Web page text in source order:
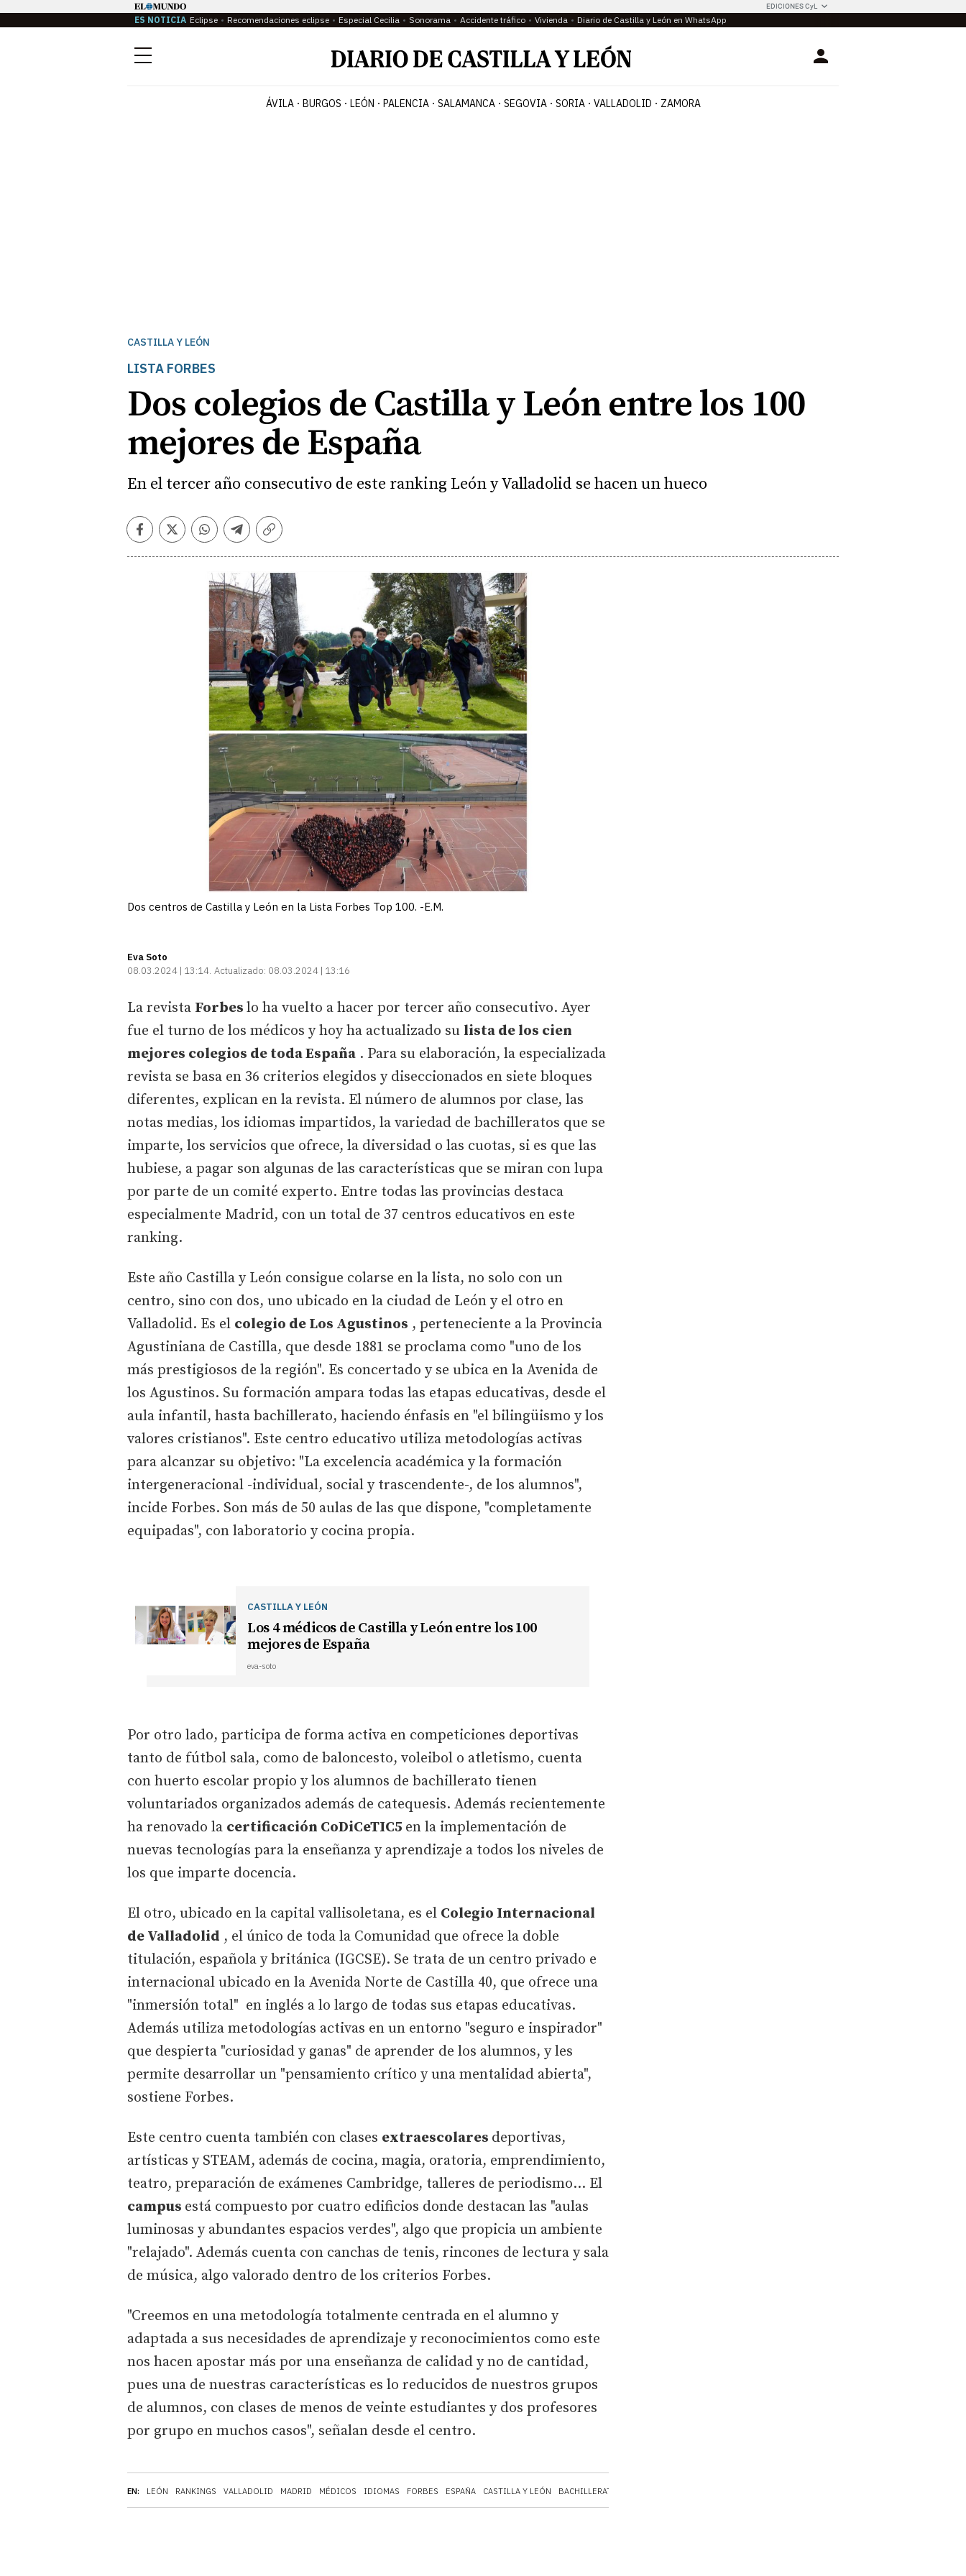
EDICIONES CyL
ES NOTICIA Eclipse Recomendaciones eclipse Especial Cecilia Sonorama Accidente tráfico Vivienda Diario de Castilla y León en WhatsApp
Menú Login
ÁVILA BURGOS LEÓN PALENCIA SALAMANCA SEGOVIA SORIA VALLADOLID ZAMORA
CASTILLA Y LEÓN
LISTA FORBES
Dos colegios de Castilla y León entre los 100
mejores de España
En el tercer año consecutivo de este ranking León y Valladolid se hacen un hueco
Facebook
TwitterWhatsapp
Telegram
Copiar
Dos centros de Castilla y León en la Lista Forbes Top 100. -E.M.
Eva Soto
08.03.2024 | 13:14 Actualizado: 08.03.2024 | 13:16
EN: LEÓN RANKINGS VALLADOLID MADRID MÉDICOS IDIOMAS FORBES ESPAÑA CASTILLA Y LEÓN BACHILLERATO
La revista Forbes lo ha vuelto a hacer por tercer año consecutivo. Ayer
fue el turno de los médicos y hoy ha actualizado su lista de los cien
mejores colegios de toda España . Para su elaboración, la especializada
revista se basa en 36 criterios elegidos y diseccionados en siete bloques
diferentes, explican en la revista. El número de alumnos por clase, las
notas medias, los idiomas impartidos, la variedad de bachilleratos que se
imparte, los servicios que ofrece, la diversidad o las cuotas, si es que las
hubiese, a pagar son algunas de las características que se miran con lupa
por parte de un comité experto. Entre todas las provincias destaca
especialmente Madrid, con un total de 37 centros educativos en este
ranking.
Este año Castilla y León consigue colarse en la lista, no solo con un
centro, sino con dos, uno ubicado en la ciudad de León y el otro en
Valladolid. Es el colegio de Los Agustinos , perteneciente a la Provincia
Agustiniana de Castilla, que desde 1881 se proclama como "uno de los
más prestigiosos de la región". Es concertado y se ubica en la Avenida de
los Agustinos. Su formación ampara todas las etapas educativas, desde el
aula infantil, hasta bachillerato, haciendo énfasis en "el bilingüismo y los
valores cristianos". Este centro educativo utiliza metodologías activas
para alcanzar su objetivo: "La excelencia académica y la formación
intergeneracional -individual, social y trascendente-, de los alumnos",
incide Forbes. Son más de 50 aulas de las que dispone, "completamente
equipadas", con laboratorio y cocina propia.
CASTILLA Y LEÓN
Los 4 médicos de Castilla y León entre los 100
mejores de España
eva-soto
Por otro lado, participa de forma activa en competiciones deportivas
tanto de fútbol sala, como de baloncesto, voleibol o atletismo, cuenta
con huerto escolar propio y los alumnos de bachillerato tienen
voluntariados organizados además de catequesis. Además recientemente
ha renovado la certificación CoDiCeTIC5 en la implementación de
nuevas tecnologías para la enseñanza y aprendizaje a todos los niveles de
los que imparte docencia.
El otro, ubicado en la capital vallisoletana, es el Colegio Internacional
de Valladolid , el único de toda la Comunidad que ofrece la doble
titulación, española y británica (IGCSE). Se trata de un centro privado e
internacional ubicado en la Avenida Norte de Castilla 40, que ofrece una
"inmersión total" en inglés a lo largo de todas sus etapas educativas.
Además utiliza metodologías activas en un entorno "seguro e inspirador"
que despierta "curiosidad y ganas" de aprender de los alumnos, y les
permite desarrollar un "pensamiento crítico y una mentalidad abierta",
sostiene Forbes.
Este centro cuenta también con clases extraescolares deportivas,
artísticas y STEAM, además de cocina, magia, oratoria, emprendimiento,
teatro, preparación de exámenes Cambridge, talleres de periodismo... El
campus está compuesto por cuatro edificios donde destacan las "aulas
luminosas y abundantes espacios verdes", algo que propicia un ambiente
"relajado". Además cuenta con canchas de tenis, rincones de lectura y sala
de música, algo valorado dentro de los criterios Forbes.
"Creemos en una metodología totalmente centrada en el alumno y
adaptada a sus necesidades de aprendizaje y reconocimientos como este
nos hacen apostar más por una enseñanza de calidad y no de cantidad,
pues una de nuestras características es lo reducidos de nuestros grupos
de alumnos, con clases de menos de veinte estudiantes y dos profesores
por grupo en muchos casos", señalan desde el centro.